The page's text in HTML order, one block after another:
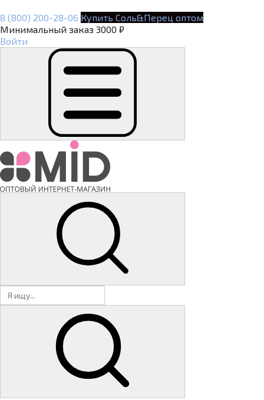
8 (800) 200-28-06 Купить Соль&Перец оптом
Минимальный заказ 3000 ₽
Войти